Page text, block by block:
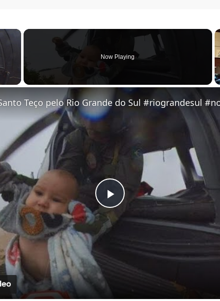
×
Now Playing
Play Video